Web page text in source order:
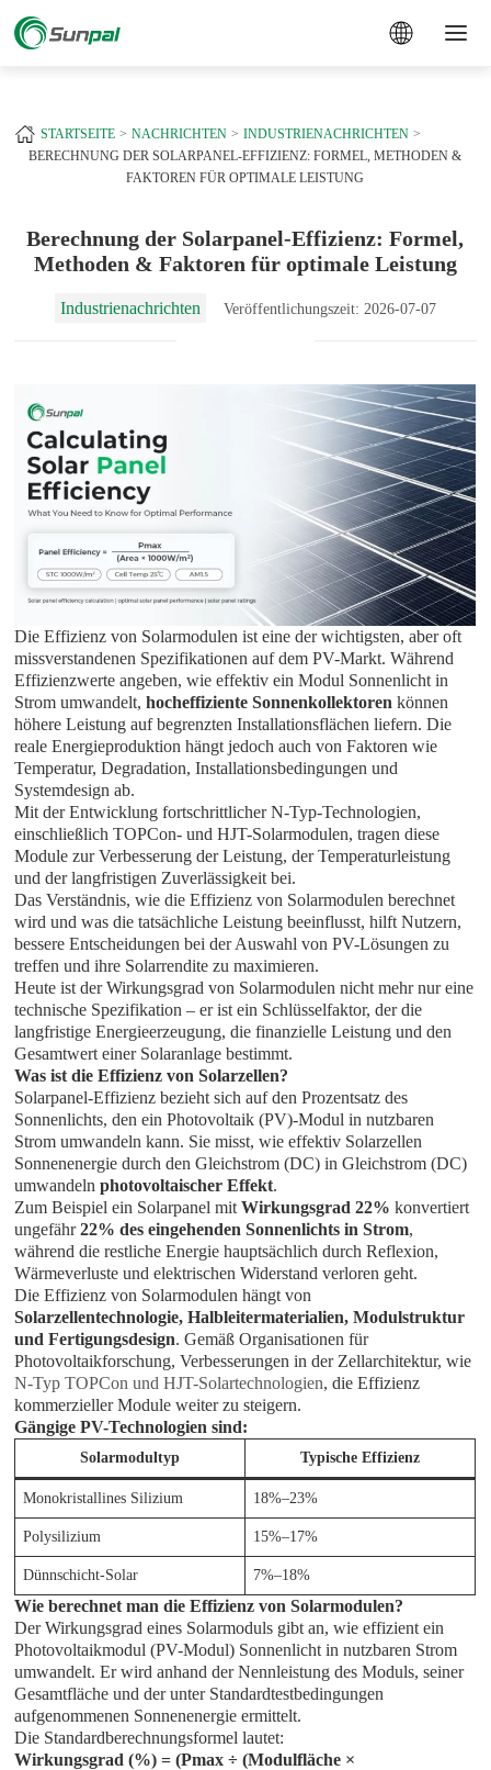
STARTSEITE NACHRICHTEN
INDUSTRIENACHRICHTEN
BERECHNUNG DER SOLARPANEL-EFFIZIENZ: FORMEL, METHODEN &
FAKTOREN FÜR OPTIMALE LEISTUNG
Berechnung der Solarpanel-Effizienz: Formel,
Methoden & Faktoren für optimale Leistung
Industrienachrichten Veröffentlichungszeit: 2026-07-07
Die Effizienz von Solarmodulen ist eine der wichtigsten, aber oft
missverstandenen Spezifikationen auf dem PV-Markt. Während
Effizienzwerte angeben, wie effektiv ein Modul Sonnenlicht in
Strom umwandelt,hocheffiziente Sonnenkollektoren können
höhere Leistung auf begrenzten Installationsflächen liefern. Die
reale Energieproduktion hängt jedoch auch von Faktoren wie
Temperatur, Degradation, Installationsbedingungen und
Systemdesign ab.
Mit der Entwicklung fortschrittlicher N-Typ-Technologien,
einschließlich TOPCon- und HJT-Solarmodulen, tragen diese
Module zur Verbesserung der Leistung, der Temperaturleistung
und der langfristigen Zuverlässigkeit bei.
Das Verständnis, wie die Effizienz von Solarmodulen berechnet
wird und was die tatsächliche Leistung beeinflusst, hilft Nutzern,
bessere Entscheidungen bei der Auswahl von PV-Lösungen zu
treffen und ihre Solarrendite zu maximieren.
Heute ist der Wirkungsgrad von Solarmodulen nicht mehr nur eine
technische Spezifikation – er ist ein Schlüsselfaktor, der die
langfristige Energieerzeugung, die finanzielle Leistung und den
Gesamtwert einer Solaranlage bestimmt.
Was ist die Effizienz von Solarzellen?
Solarpanel-Effizienz bezieht sich auf den Prozentsatz des
Sonnenlichts, den ein Photovoltaik (PV)-Modul in nutzbaren
Strom umwandeln kann. Sie misst, wie effektiv Solarzellen
Sonnenenergie durch den Gleichstrom (DC) in Gleichstrom (DC)
umwandelnphotovoltaischer Effekt.
Zum Beispiel ein Solarpanel mitWirkungsgrad 22% konvertiert
ungefähr22% des eingehenden Sonnenlichts in Strom,
während die restliche Energie hauptsächlich durch Reflexion,
Wärmeverluste und elektrischen Widerstand verloren geht.
Die Effizienz von Solarmodulen hängt von
Solarzellentechnologie, Halbleitermaterialien, Modulstruktur
und Fertigungsdesign. Gemäß Organisationen für
Photovoltaikforschung, Verbesserungen in der Zellarchitektur, wie
N-Typ TOPCon und HJT-Solartechnologien, die Effizienz
kommerzieller Module weiter zu steigern.
Gängige PV-Technologien sind:
Solarmodultyp Typische Effizienz
Monokristallines Silizium 18%–23%
Polysilizium 15%–17%
Dünnschicht-Solar 7%–18%
Wie berechnet man die Effizienz von Solarmodulen?
Der Wirkungsgrad eines Solarmoduls gibt an, wie effizient ein
Photovoltaikmodul (PV-Modul) Sonnenlicht in nutzbaren Strom
umwandelt. Er wird anhand der Nennleistung des Moduls, seiner
Gesamtfläche und der unter Standardtestbedingungen
aufgenommenen Sonnenenergie ermittelt.
Die Standardberechnungsformel lautet:
Wirkungsgrad (%) = (Pmax ÷ (Modulfläche ×